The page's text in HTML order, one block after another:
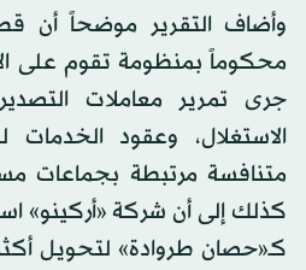
وأضاف التقرير موضحاً أن
محكوماً بمنظومة تقوم على
جرى تمرير معاملات التصدير
الاستغلال، وعقود
متنافسة مرتبطة بجماعات
كذلك إلى أن شركة
كـ«حصان طروادة» لتحويل أكثر